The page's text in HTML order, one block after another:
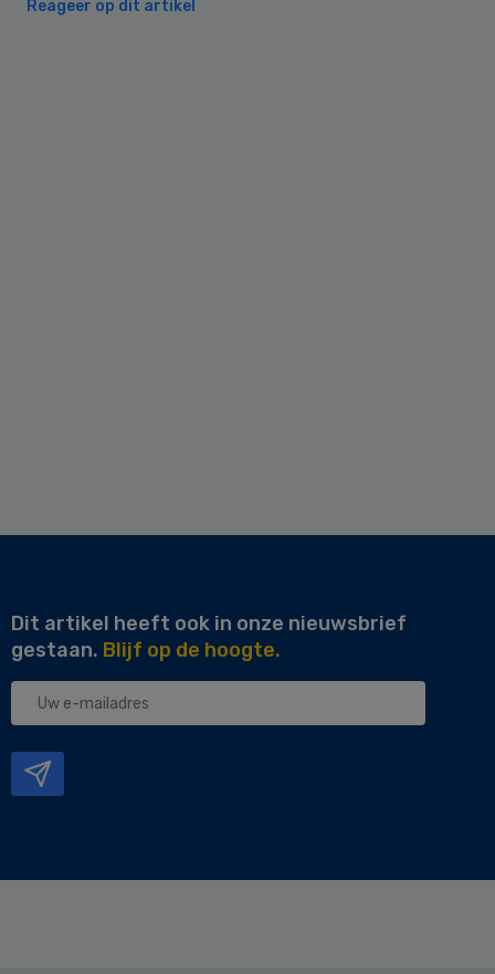
Reageer op dit artikel
Dit artikel heeft ook in onze nieuwsbrief
gestaan. Blijf op de hoogte.
Uw